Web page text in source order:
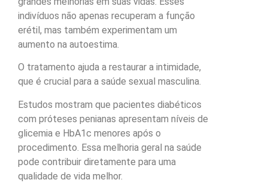
indivíduos não apenas recuperam a função
erétil, mas também experimentam um
aumento na autoestima.
O tratamento ajuda a restaurar a intimidade,
que é crucial para a saúde sexual masculina.
Estudos mostram que pacientes diabéticos
com próteses penianas apresentam níveis de
glicemia e HbA1c menores após o
procedimento. Essa melhoria geral na saúde
pode contribuir diretamente para uma
qualidade de vida melhor.